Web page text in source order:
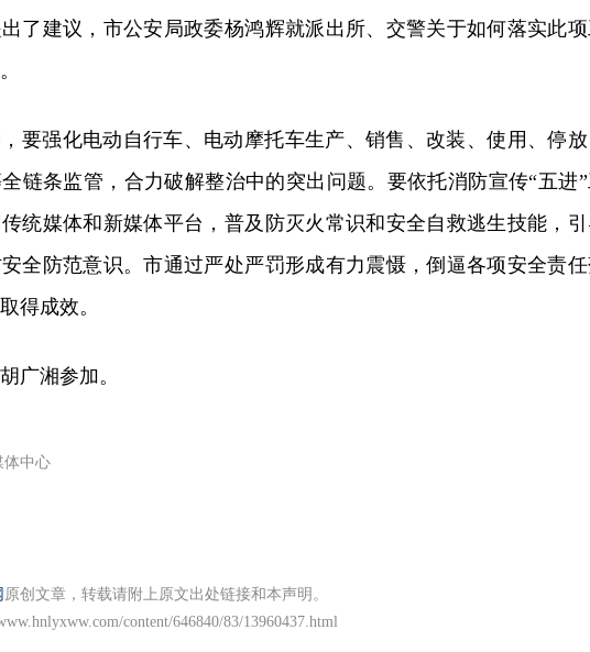
了建议，市公安局政委杨鸿辉就派出所、交警关于如何落实此
要强化电动自行车、电动摩托车生产、销售、改装、使用、停
链条监管，合力破解整治中的突出问题。要依托消防宣传“五进
统媒体和新媒体平台，普及防灭火常识和安全自救逃生技能，
全防范意识。市通过严处严罚形成有力震慑，倒逼各项安全责
得成效。
广湘参加。
体中心
原创文章，转载请附上原文出处链接和本声明。
content/646840/83/13960437.html